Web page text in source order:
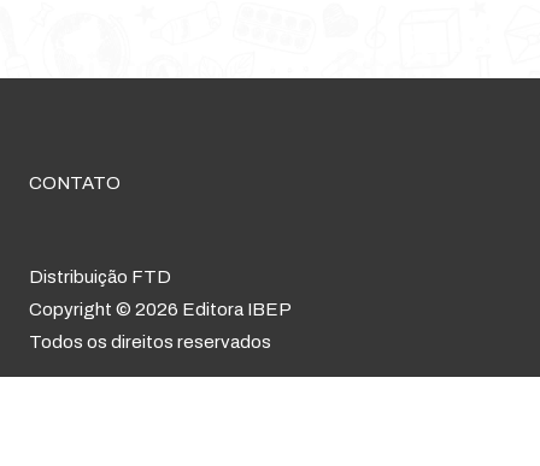
CONTATO
Distribuição FTD
Copyright © 2026 Editora IBEP
Todos os direitos reservados